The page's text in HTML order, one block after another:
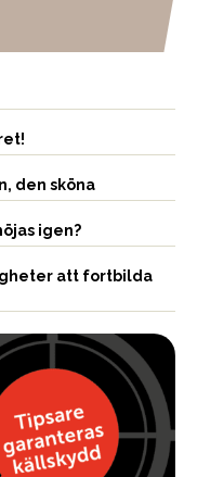
den sköna
igen?
att fortbilda